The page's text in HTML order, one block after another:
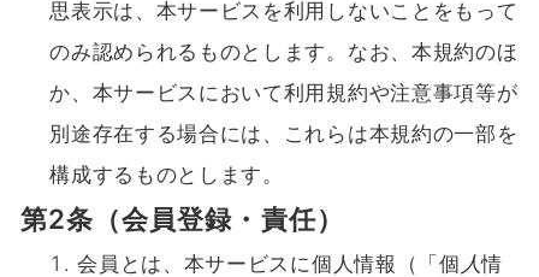
思表⽰は、本サービスを利⽤しないことをもって
のみ認められるものとします。なお、本規約のほ
か、本サービスにおいて利⽤規約や注意事項等が
別途存在する場合には、これらは本規約の⼀部を
構成するものとします。
第2条（会員登録・責任）
会員とは、本サービスに個人情報（「個 人情